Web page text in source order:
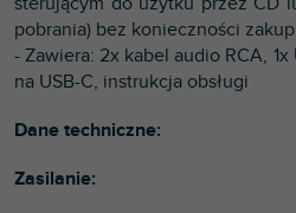
pobrania) bez konieczności
- Zawiera: 2x kabel audio RCA, 1x
na USB-C, instrukcja obsługi
Dane techniczne:
Zasilanie: